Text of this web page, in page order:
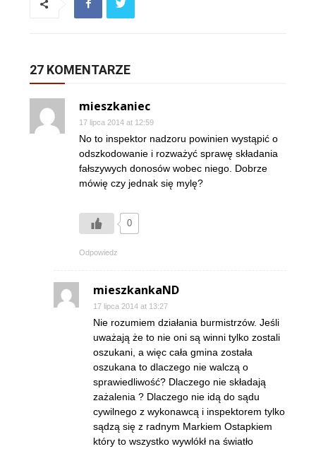
27 KOMENTARZE
mieszkaniec
17 lipca 2014 at 12:59
No to inspektor nadzoru powinien wystąpić o
odszkodowanie i rozważyć sprawę składania
fałszywych donosów wobec niego. Dobrze
mówię czy jednak się mylę?
0
Odpowiedz
mieszkankaND
17 lipca 2014 at 13:27
Nie rozumiem działania burmistrzów. Jeśli
uważają że to nie oni są winni tylko zostali
oszukani, a więc cała gmina została
oszukana to dlaczego nie walczą o
sprawiedliwość? Dlaczego nie składają
zażalenia ? Dlaczego nie idą do sądu
cywilnego z wykonawcą i inspektorem tylko
sądzą się z radnym Markiem Ostapkiem
który to wszystko wywlókł na światło